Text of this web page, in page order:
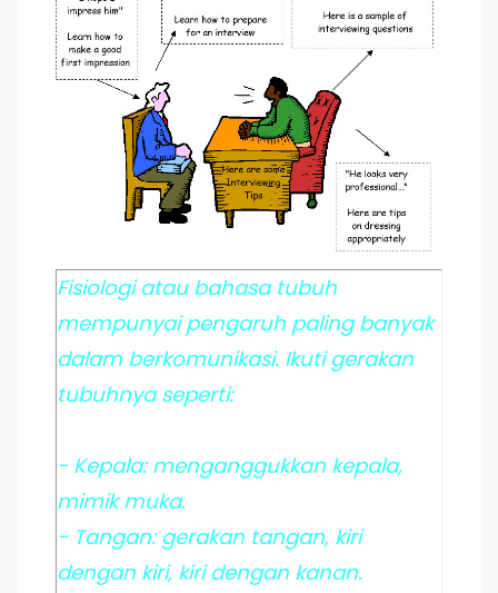
Fisiologi atau bahasa tubuh
mempunyai pengaruh paling banyak
dalam berkomunikasi. Ikuti gerakan
tubuhnya seperti:
- Kepala: menganggukkan kepala,
mimik muka.
- Tangan: gerakan tangan, kiri
dengan kiri, kiri dengan kanan.